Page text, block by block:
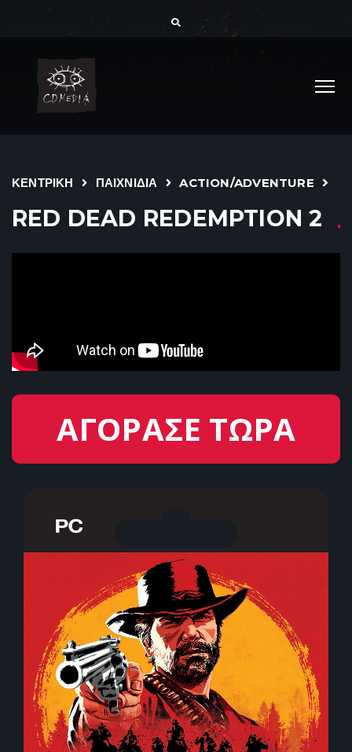
ΚΕΝΤΡΙΚΗ ΠΑΙΧΝΙΔΙΑ ACTION/ADVENTURE
RED DEAD REDEMPTION 2
ΑΓΟΡΑΣΕ ΤΩΡΑ